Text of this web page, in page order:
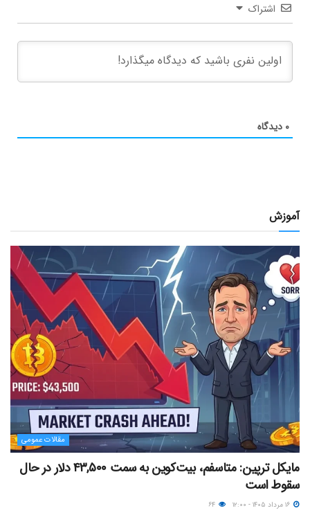
اشتراک
۰ دیدگاه
آموزش
مقالات عمومی
مایکل ترپین: متاسفم، بیت‌کوین به سمت ۴۳,۵۰۰ دلار در حال
سقوط است